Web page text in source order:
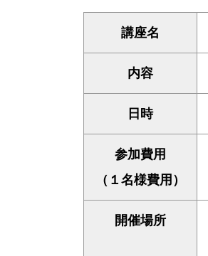
講座名
内容
日時
参加費用
（１名様費用）
開催場所